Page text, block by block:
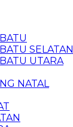
SELATAN
UTARA
NATAL